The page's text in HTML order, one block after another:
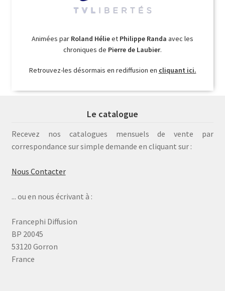
Animées par Roland Hélieet Philippe Randa avec les
chroniques de Pierre de Laubier.
Retrouvez-les désormais en rediffusion en cliquant ici.
Le catalogue
Recevez nos catalogues mensuels de vente par
correspondance sur simple demande en cliquant sur :
Nous Contacter
... ou en nous écrivant à :
Francephi Diffusion
BP 20045
53120 Gorron
France